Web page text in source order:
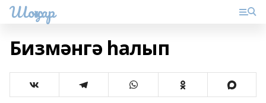
Шоңҡар
Бизмәнгә һалып